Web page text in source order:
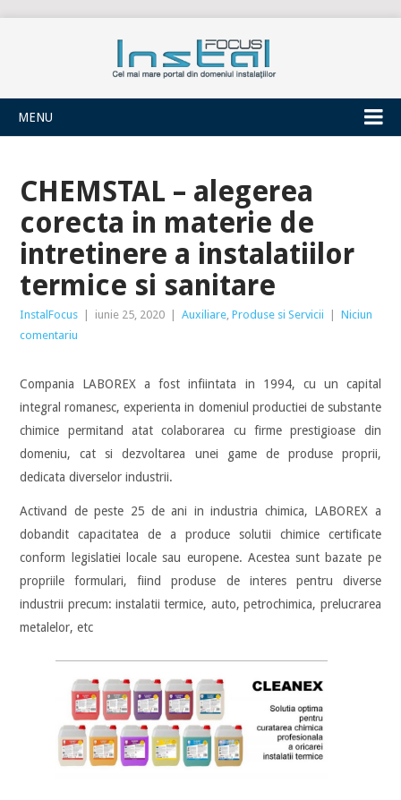
INSTALFOCUS
MENU
CHEMSTAL – alegerea
corecta in materie de
intretinere a instalatiilor
termice si sanitare
InstalFocus iunie 25, 2020 Auxiliare,Produse si Servicii
Niciun
comentariu
Compania LABOREX a fost infiintata in 1994, cu un capital
integral romanesc, experienta in domeniul productiei de substante
chimice permitand atat colaborarea cu firme prestigioase din
domeniu, cat si dezvoltarea unei game de produse proprii,
dedicata diverselor industrii.
Activand de peste 25 de ani in industria chimica, LABOREX a
dobandit capacitatea de a produce solutii chimice certificate
conform legislatiei locale sau europene. Acestea sunt bazate pe
propriile formulari, fiind produse de interes pentru diverse
industrii precum: instalatii termice, auto, petrochimica, prelucrarea
metalelor, etc